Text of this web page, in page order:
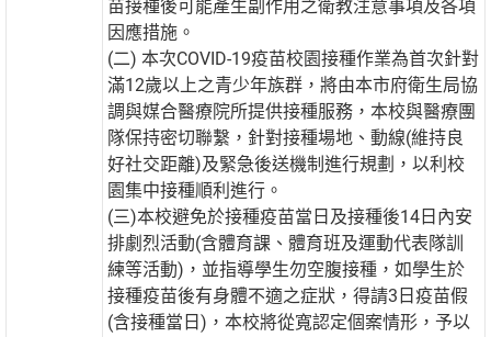
苗接種後可能產生副作用之衛教注意事項及各項
因應措施。
(二) 本次COVID-19疫苗校園接種作業為首次針對
滿12歲以上之青少年族群，將由本市府衛生局協
調與媒合醫療院所提供接種服務，本校與醫療團
隊保持密切聯繫，針對接種場地、動線(維持良
好社交距離)及緊急後送機制進行規劃，以利校
園集中接種順利進行。
(三)本校避免於接種疫苗當日及接種後14日內安
排劇烈活動(含體育課、體育班及運動代表隊訓
練等活動)，並指導學生勿空腹接種，如學生於
接種疫苗後有身體不適之症狀，得請3日疫苗假
(含接種當日)，本校將從寬認定個案情形，予以